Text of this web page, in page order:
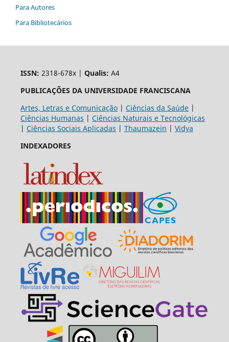
Para Autores
Para Bibliotecários
ISSN: 2318-678x | Qualis: A4
PUBLICAÇÕES DA UNIVERSIDADE FRANCISCANA
Artes, Letras e Comunicação| Ciências da Saúde|
Ciências Humanas | Ciências Naturais e Tecnológicas
| Ciências Sociais Aplicadas | Thaumazein | Vidya
INDEXADORES